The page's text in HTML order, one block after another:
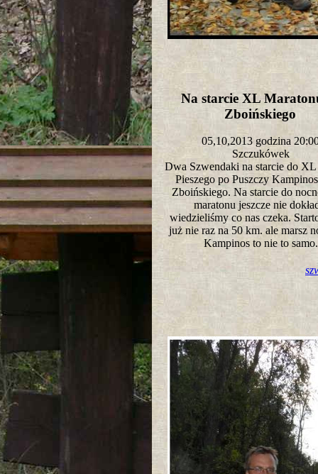
Na starcie XL
Zboińskiego
05,10,2013 godzina
Szczukówek
Dwa Szwendaki na starcie do
Pieszego po Puszczy
Zboińskiego. Na starcie do
maratonu jeszcze nie
wiedzieliśmy co nas czeka.
już nie raz na 50 km. ale marsz
Kampinos to nie to